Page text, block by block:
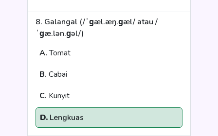
8. Galangal (/ˈɡæl.æŋ.ɡæl/ atau /
ˈɡæ.lən.ɡəl/)
A.Tomat
B. Cabai
C. Kunyit
D. Lengkuas